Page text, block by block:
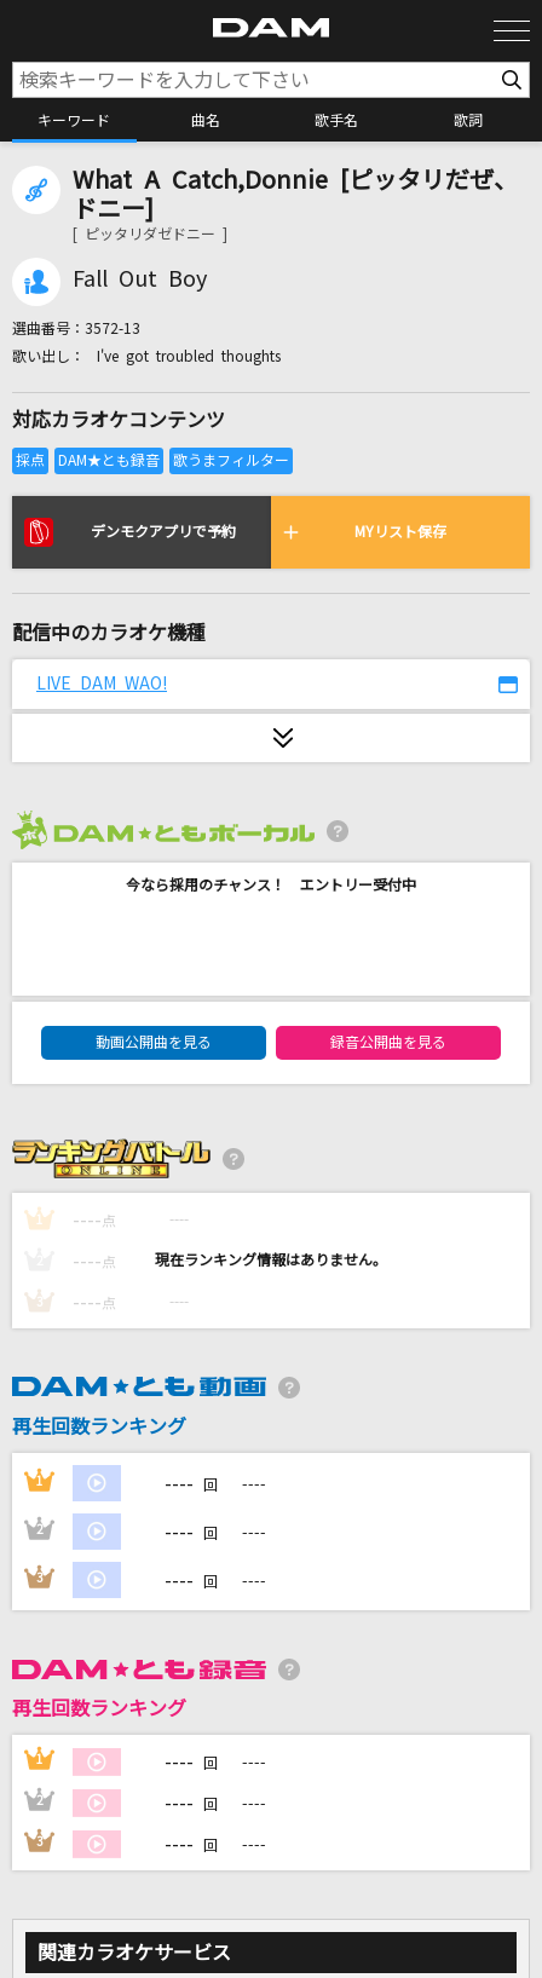
キーワード 曲名 歌手名 歌詞
カラオケ検索
カラオケリクエスト
リアルタイムで歌われている曲の一覧
ロストワンの号哭
群青
YOASOBI
高橋洋子
[生音]TSUNAMI
[Alexandros]
白日
King Gnu
黒髪海峡
白い季節
DAMの新曲・ランキングなど
カラオケをもっと楽しもう！
自宅でカラオケ歌い放題！
家族や友達と一緒に！練習にも！
What A Catch,Donnie [ピッタリだぜ、
ドニー]
[ ピッタリダゼドニー ]
Fall Out Boy
選曲番号： 3572-13
I've got troubled thoughts
対応カラオケコンテンツ
デンモクアプリで予約 MYリスト保存
配信中のカラオケ機種
LIVE DAM WAO!
今なら採用のチャンス！ エントリー受付中
DAM★ともボーカルエントリーランキング
動画公開曲を見る
録音公開曲を見る
1 ---- 点 ----
---- 点 ----
3 ---- 点 ----
再生回数ランキング
1 ---- 回 ----
2 ---- 回 ----
3 ---- 回 ----
再生回数ランキング
1 ---- 回 ----
2 ---- 回 ----
3 ---- 回 ----
関連カラオケサービス